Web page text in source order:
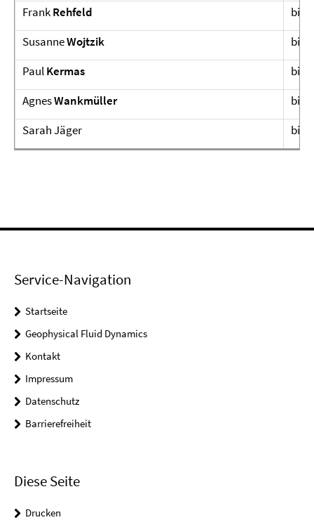
FrankRehfeld
bis
SusanneWojtzik
bis
PaulKermas
bis
AgnesWankmüller
bis
Sarah Jäger
bis
Service-Navigation
Startseite
Geophysical Fluid Dynamics
Kontakt
Impressum
Datenschutz
Barrierefreiheit
Diese Seite
Drucken